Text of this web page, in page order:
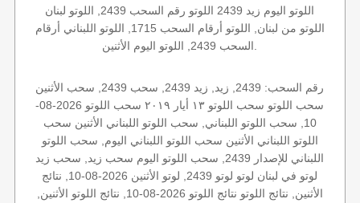
اللوتو اليوم زيد 2439 اللوتو رقم السحب 2439, اللوتو لبنان
اللوتو من لبنان, اللوتو أرقام السحب 1715, اللوتو اللبناني أرقام
رقم السحب: 2439, زيد, زيد 2439, سحب 2439, سحب الأثنين
سحب اللوتو سحب اللوتو ١٣ أيار ٢٠١٩ سحب اللوتو 2026-08-
10, سحب اللوتو اللبناني, سحب اللوتو اللبناني الأثنين سحب
اللوتو اللبناني الأثنين سحب اللوتو اللبناني اليوم, سحب اللوتو
اللبناني للإصدار 2439, سحب اللوتو اليوم سحب زيد, سحب زيد
لوتو في لبنان لوتو لوتو 2439, لوتو الأثنين 2026-08-10, نتائج
الأثنين, نتائج اللوتو نتائج اللوتو 2026-08-10, نتائج اللوتو الأثنين,